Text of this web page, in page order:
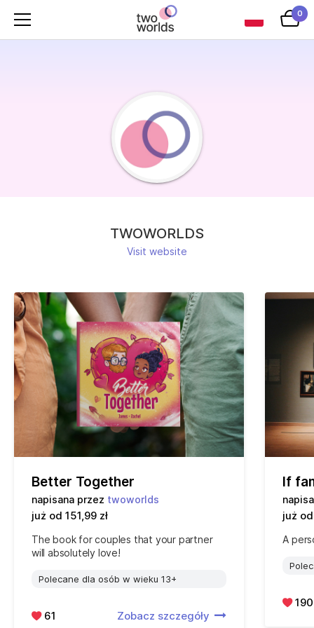
0
TWOWORLDS
Visit website
Better Together
napisana przez twoworlds
już od 151,99 zł
The book for couples that your partner
will absolutely love!
Polecane dla osób w wieku 13+
61 Zobacz szczegóły
If
już od
A